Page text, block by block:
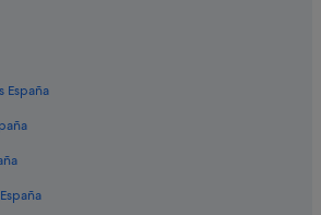
España